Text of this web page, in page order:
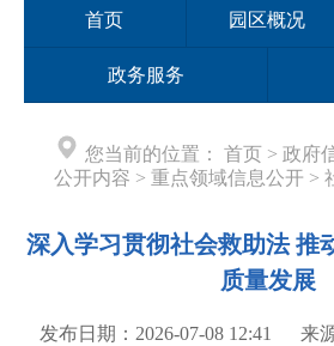
首页 园区概况
政务服务
您当前的位置： 首页 > 政府
公开内容 > 重点领域信息公开 >
深入学习贯彻社会救助法 推
质量发展
发布日期：2026-07-08 12:41
来